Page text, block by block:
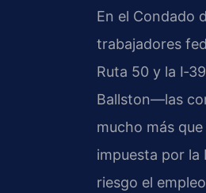
En el Condado
trabajadores
Ruta 50 y la
Ballston—las
mucho más
impuesta por la
riesgo el